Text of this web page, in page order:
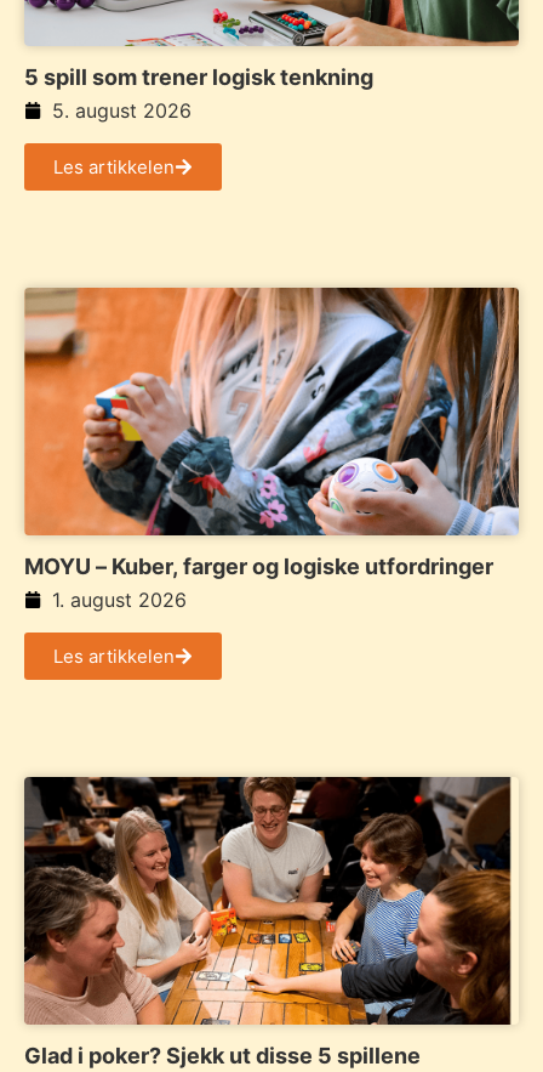
5 spill som trener logisk tenkning
5. august 2026
Les artikkelen
MOYU – Kuber, farger og logiske utfordringer
1. august 2026
Les artikkelen
Glad i poker? Sjekk ut disse 5 spillene